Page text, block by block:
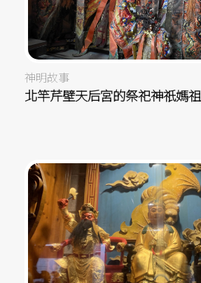
神明故事
北竿芹壁天后宮的祭祀神祇媽祖